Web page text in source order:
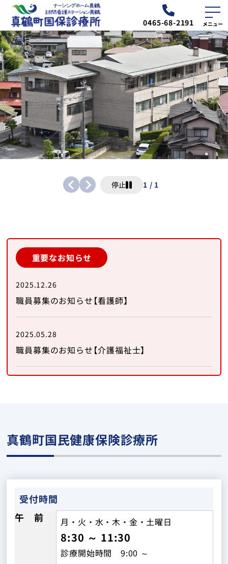
0465-68-2191
外来
診療予定表
ホーム真鶴
お知らせ
交通・アクセス
診療所について
外来のご案内
在宅診療
ナーシングホーム真鶴
訪問看護ステーション真鶴
地域活動
募集情報
トップ
停止 1 / 1
重要なお知らせ
2025.12.26
職員募集のお知らせ【看護師】
2025.05.28
職員募集のお知らせ【介護福祉士】
真鶴町国民健康保険診療所
受付時間
午 前
月・火・水・木・金・土曜日
8:30 ～ 11:30
診療開始時間 9:00 ～